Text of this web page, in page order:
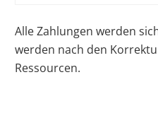
Alle Zahlungen werden
werden nach den
Ressourcen.